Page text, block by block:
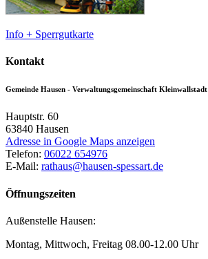
Info + Sperrgutkarte
Kontakt
Gemeinde Hausen - Verwaltungsgemeinschaft Kleinwallstadt
Hauptstr. 60
63840 Hausen
Adresse in Google Maps anzeigen
Telefon: 06022 654976
E-Mail: rathaus@hausen-spessart.de
Öffnungszeiten
Außenstelle Hausen:
Montag, Mittwoch, Freitag 08.00-12.00 Uhr